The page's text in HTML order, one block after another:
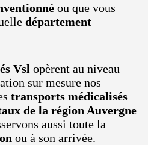
ou que vous
département
Vsl opèrent au niveau
sur mesure nos
transports médicalisés
de la région Auvergne
aussi toute la
ou à son arrivée.